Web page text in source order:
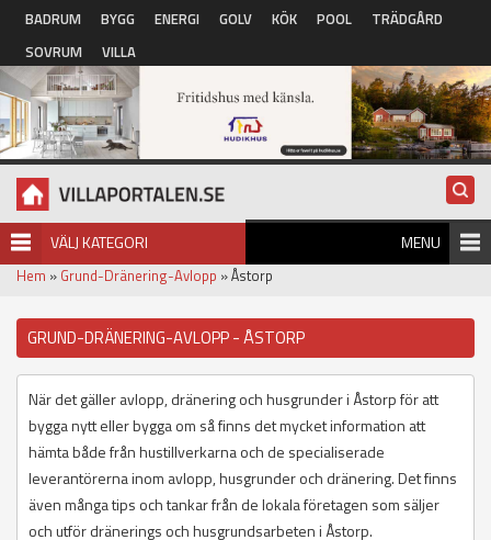
Hoppa till huvudinnehåll
BADRUM BYGG ENERGI GOLV KÖK POOL
TRÄDGÅRD
SOVRUM
VILLA
VÄLJ KATEGORI MENU
Hem » Grund-Dränering-Avlopp » Åstorp
GRUND-DRÄNERING-AVLOPP - ÅSTORP
När det gäller avlopp, dränering och husgrunder i Åstorp för att
bygga nytt eller bygga om så finns det mycket information att
hämta både från hustillverkarna och de specialiserade
leverantörerna inom avlopp, husgrunder och dränering. Det finns
även många tips och tankar från de lokala företagen som säljer
och utför dränerings och husgrundsarbeten i Åstorp.